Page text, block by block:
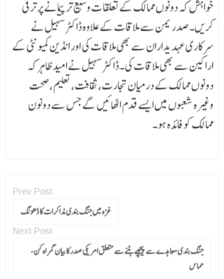
خواہش کہ دونوں ممالک کے تعلقات وسیع تر پیمانے پر ترقی
کریں۔صدر یمن سے ملاقات کے علاوہ ڈاکٹر سہیل نے
سرکاری عہدیداران سے بھی ملاقات کی اور انڈین کمیونٹی کے
اراکین سے بھی ملاقات کی۔ڈاکٹر سہیل نے امید ظاہر کہ
دونوں ممالک کے درمیان تجارت، ثقافت، تعلیم، صحت
وغیرہ شعبوں میں ایسے قدم اٹھائیں گے جس سے دونون
ممالک کو فائدہ ہو۔
Prev Post
غزہ میں جنگ بندی مذاکرات کا ڈھونگ
Next Post
جنگ بندی معاہدے سے پیچھے ہٹنے سے متعلق امریکی صدر کا بیان گمراہ کن-
حماس